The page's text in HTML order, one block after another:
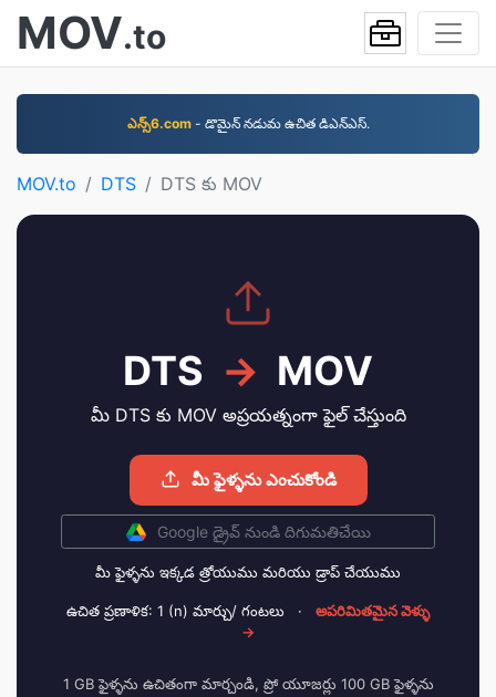
MOV.to
ఎన్స్6.com- డొమైన్‌ నడుమ ఉచిత డిఎన్‌ఎస్‌.
MOV.to DTS DTS కు MOV
DTS → MOV
మీ DTS కు MOV అప్రయత్నంగా ఫైల్ చేస్తుంది
మీ ఫైళ్ళను ఎంచుకోండి
Google డ్రైవ్ నుండి దిగుమతిచేయి
మీ ఫైళ్ళను ఇక్కడ త్రోయుము మరియు డ్రాప్ చేయుము
ఉచిత ప్రణాళిక: 1 (n) మార్చు/ గంటలు ·
అపరిమితమైన వెళ్ళు
→
1 GB ఫైళ్ళను ఉచితంగా మార్చండి, ప్రో యూజర్లు 100 GB ఫైళ్ళను